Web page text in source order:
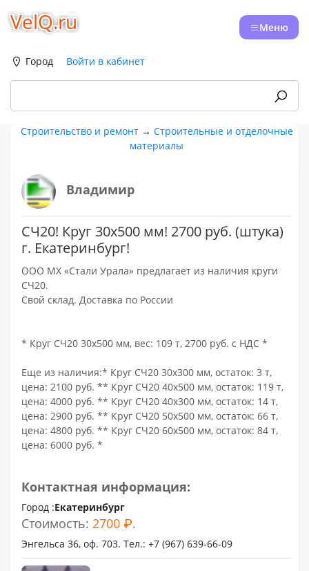
VelQ.ru Меню
Город Войти в кабинет
Строительство и ремонт→ Строительные и отделочные
материалы
Владимир
СЧ20! Круг 30х500 мм! 2700 руб. (штука)
г. Екатеринбург!
ООО МХ «Стали Урала» предлагает из наличия круги
СЧ20.
Свой склад. Доставка по России
* Круг СЧ20 30х500 мм, вес: 109 т, 2700 руб. с НДС *
Еще из наличия:* Круг СЧ20 30х300 мм, остаток: 3 т,
цена: 2100 руб. ** Круг СЧ20 40х500 мм, остаток: 119 т,
цена: 4000 руб. ** Круг СЧ20 40х300 мм, остаток: 14 т,
цена: 2900 руб. ** Круг СЧ20 50х500 мм, остаток: 66 т,
цена: 4800 руб. ** Круг СЧ20 60х500 мм, остаток: 84 т,
цена: 6000 руб. *
Контактная информация:
Город :Екатеринбург
Стоимость:2700 ₽.
Энгельса 36, оф. 703. Тел.: +7 (967) 639-66-09